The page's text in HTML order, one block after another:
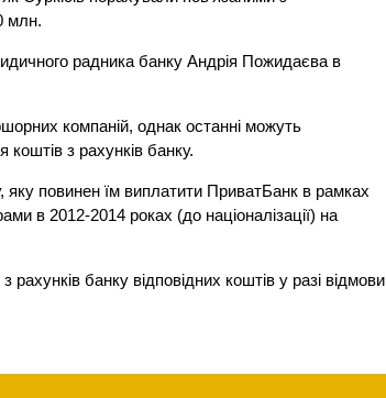
млн.
радника банку Андрія Пожидаєва в
компаній, однак останні можуть
з рахунків банку.
яку повинен їм виплатити ПриватБанк в рамках
в 2012-2014 роках (до націоналізації) на
банку відповідних коштів у разі відмови